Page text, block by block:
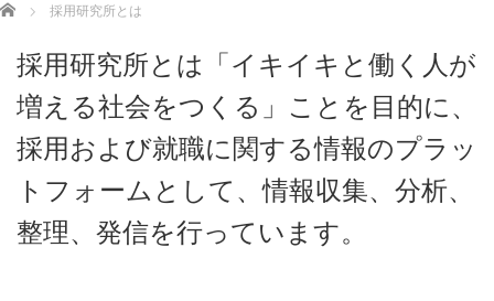
Home 採用研究所とは
採用研究所とは「イキイキと働く人が
増える社会をつくる」ことを目的に、
採用および就職に関する情報のプラッ
トフォームとして、情報収集、分析、
整理、発信を行っています。